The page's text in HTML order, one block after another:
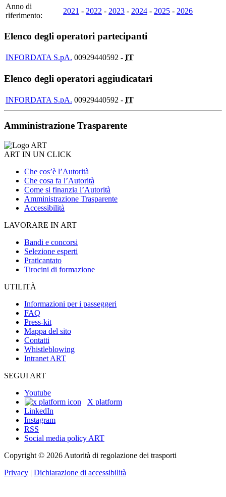
Anno di
riferimento:
2021 - 2022 - 2023 - 2024 - 2025 - 2026
Elenco degli operatori partecipanti
INFORDATA S.pA. 00929440592 - IT
Elenco degli operatori aggiudicatari
INFORDATA S.pA. 00929440592 - IT
Amministrazione Trasparente
ART IN UN CLICK
Che cos’è l’Autorità
Che cosa fa l’Autorità
Come si finanzia l’Autorità
Amministrazione Trasparente
Accessibilità
LAVORARE IN ART
Bandi e concorsi
Selezione esperti
Praticantato
Tirocini di formazione
UTILITÀ
Informazioni per i passeggeri
FAQ
Press-kit
Mappa del sito
Contatti
Whistleblowing
Intranet ART
SEGUI ART
Youtube
X platform
LinkedIn
Instagram
RSS
Social media policy ART
Copyright © 2026 Autorità di regolazione dei trasporti
Privacy | Dichiarazione di accessibilità